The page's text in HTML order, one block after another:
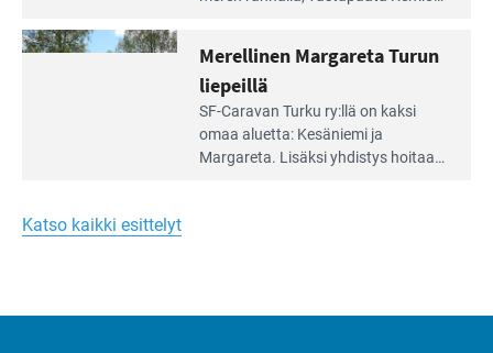
huomioivaa
yhteisöllisyyttä
kymmenen paikkaa ilman sähköä.
Turun
liepeillä
Merellinen Margareta Turun
liepeillä
SF-Caravan Turku ry:llä on kaksi
omaa aluet­ta: Kesäniemi ja
Margareta. Lisäksi yhdis­tys hoitaa
Katso kaikki esittelyt